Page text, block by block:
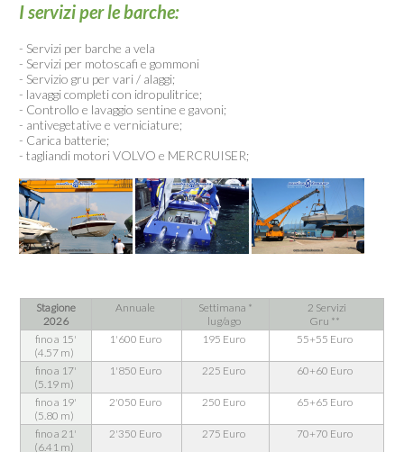
I servizi per le barche:
- Servizi per barche a vela
- Servizi per motoscafi e gommoni
- Servizio gru per vari / alaggi;
- lavaggi completi con idropulitrice;
- Controllo e lavaggio sentine e gavoni;
- antivegetative e verniciature;
- Carica batterie;
- tagliandi motori VOLVO e MERCRUISER;
Stagione
2026
Annuale
Settimana *
lug/ago
2 Servizi
Gru **
fino a 15'
(4.57 m)
1'600 Euro 195 Euro 55+55 Euro
fino a 17'
(5.19 m)
1'850 Euro 225 Euro 60+60 Euro
fino a 19'
(5.80 m)
2'050 Euro 250 Euro 65+65 Euro
fino a 21'
(6.41 m)
2'350 Euro 275 Euro 70+70 Euro